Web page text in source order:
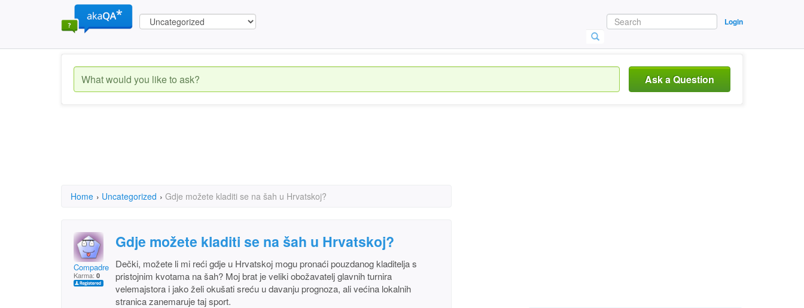
Login
Ask a Question
Home › Uncategorized › Gdje možete kladiti se na šah u Hrvatskoj?
Compadre
Karma: 0
Gdje možete kladiti se na šah u Hrvatskoj?
Dečki, možete li mi reći gdje u Hrvatskoj mogu pronaći pouzdanog kladitelja s
pristojnim kvotama na šah? Moj brat je veliki obožavatelj glavnih turnira
velemajstora i jako želi okušati sreću u davanju prognoza, ali većina lokalnih
stranica zanemaruje taj sport.